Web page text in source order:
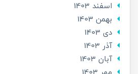
اسفند 1403
بهمن 1403
دی 1403
آذر 1403
آبان 1403